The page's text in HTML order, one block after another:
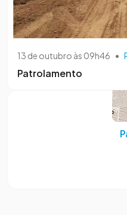
13 de outubro às 09h46 •
Patrolamento